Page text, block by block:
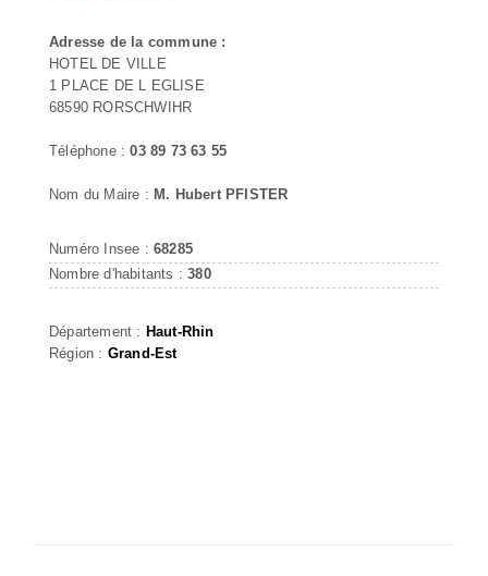
Adresse de la commune :
HOTEL DE VILLE
1 PLACE DE L EGLISE
68590 RORSCHWIHR
Téléphone :03 89 73 63 55
Nom du Maire : M. Hubert PFISTER
Numéro Insee : 68285
Nombre d'habitants :380
Département : Haut-Rhin
Région : Grand-Est